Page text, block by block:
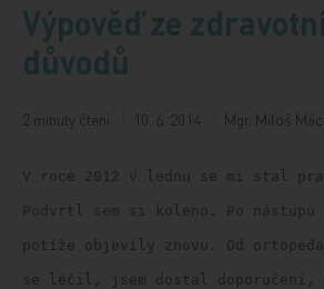
Výpověď ze
důvodů
2 minuty čtení 10. 6. 2014 Mgr. Miloš
V roce 2012 v lednu se mi stal
Podvrtl sem si koleno. Po nástupu
potíže objevily znovu. Od
se léčil, jsem dostal doporučení,